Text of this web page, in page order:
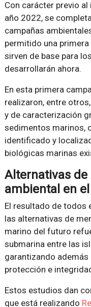
Con carácter previo
año 2022, se
campañas
permitido una
sirven de base para
desarrollarán ahora.
En esta primera
realizaron, entre
y de caracterización
sedimentos marinos,
identificado y
biológicas marinas
Alternativas
ambiental en
El resultado de todos
las alternativas de
marino del futuro
submarina entre las
garantizando además
protección e
Estos estudios dan
que está realizando